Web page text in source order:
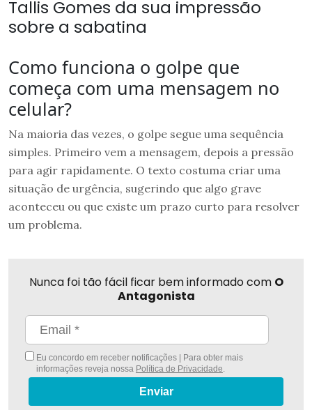
Tallis Gomes da sua impressão
sobre a sabatina
Como funciona o golpe que
começa com uma mensagem no
celular?
Na maioria das vezes, o golpe segue uma sequência
simples. Primeiro vem a mensagem, depois a pressão
para agir rapidamente. O texto costuma criar uma
situação de urgência, sugerindo que algo grave
aconteceu ou que existe um prazo curto para resolver
um problema.
Nunca foi tão fácil ficar bem informado com O
Antagonista
Eu concordo em receber notificações | Para obter mais
informações reveja nossa Política de Privacidade.
Enviar